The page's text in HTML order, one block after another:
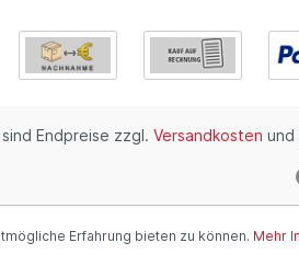
Endpreise zzgl. Versandkosten und
Erfahrung bieten zu können. Mehr